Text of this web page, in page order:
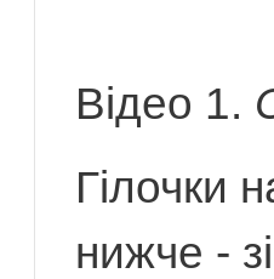
Відео 1.
Гілочки
нижче -